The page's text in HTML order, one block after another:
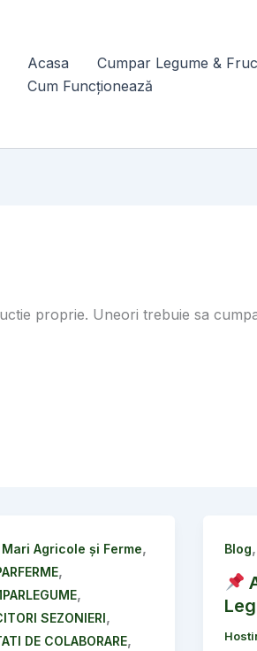
Acasa Cumpar Legume &
Cum Funcționează
proprie. Uneori trebuie sa
Agricole și Ferme,
,
,
SEZONIERI,
DE COLABORARE,
Blog,